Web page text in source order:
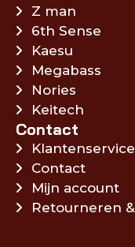
Z man
6th Sense
Kaesu
Megabass
Nories
Keitech
Contact
Klantenservice
Contact
Mijn account
Retourneren